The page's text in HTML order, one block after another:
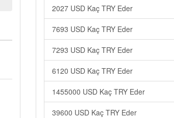
2027 USD Kaç TRY Eder
7693 USD Kaç TRY Eder
7293 USD Kaç TRY Eder
6120 USD Kaç TRY Eder
1455000 USD Kaç TRY Eder
39600 USD Kaç TRY Eder